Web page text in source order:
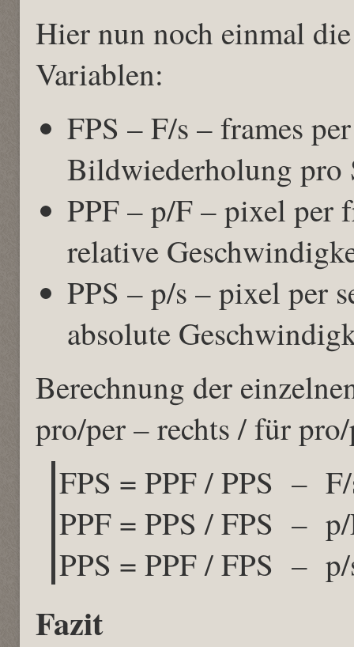
Hier nun noch einmal
Variablen:
FPS – F/s – frames
Bildwiederholung pro
PPF – p/F – pixel per
relative
PPS – p/s – pixel per
absolute
Berechnung der
pro/per – rechts / für
FPS = PPF / PPS –
PPF = PPS / FPS –
PPS = PPF / FPS –
Fazit